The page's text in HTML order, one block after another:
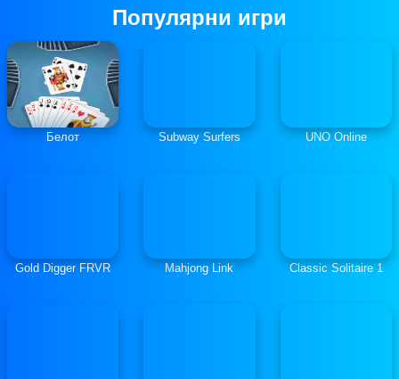
Популярни игри
Белот Subway Surfers UNO Online
Gold Digger FRVR Mahjong Link Classic Solitaire 1